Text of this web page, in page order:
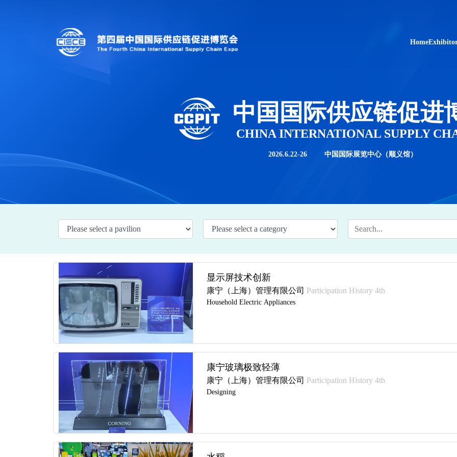
中国国际供应链促进
CHINA INTERNATIONAL SUPPLY
2026.6.22-26 中国国际展览中心（顺义馆）
Home
显示屏技术创新
康宁（上海）管理有限公司 Participation History 4th
Household Electric Appliances
康宁玻璃极致轻薄
康宁（上海）管理有限公司 Participation History 4th
Designing